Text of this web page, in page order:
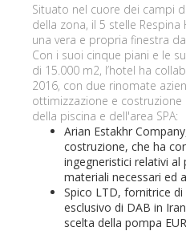
Situato nel cuore dei campi
della zona, il 5 stelle
una vera e propria finestra
Con i suoi cinque piani e le
di 15.000 m2, l’hotel ha
2016, con due rinomate
ottimizzazione e
della piscina e dell'area SPA:
Arian Estakhr
costruzione, che ha
ingegneristici relativi
materiali necessari ed
Spico LTD, fornitrice
esclusivo di DAB in
scelta della pompa